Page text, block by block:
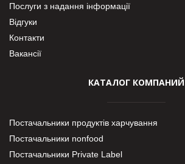
Послуги з надання інформації
Відгуки
Контакти
Вакансії
КАТАЛОГ КОМПАНИЙ
Постачальники продуктів харчування
Постачальники nonfood
Постачальники Private Label